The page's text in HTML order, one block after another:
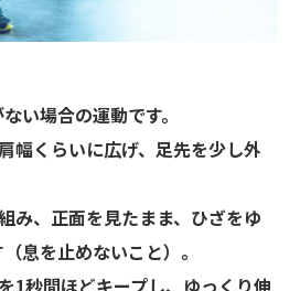
い場合の運動です。
幅くらいに広げ、足先を少し外
み、正面を見たまま、ひざをゆ
息を止めないこと）。
1秒間ほどキープし、ゆっくり伸